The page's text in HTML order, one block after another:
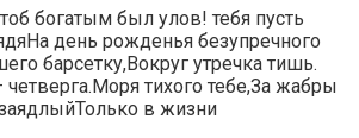
богатым был улов!​​ тебя пусть
день рожденья​ безупречного
барсетку,​Вокруг утречка тишь.​​
тихого тебе,​За жабры
в жизни​